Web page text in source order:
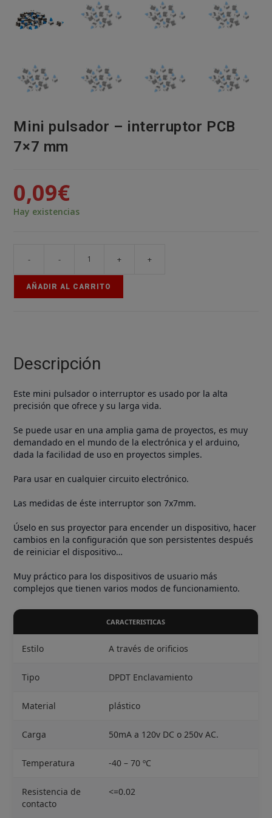
Mini pulsador – interruptor PCB
7×7 mm
0,09€
Hay existencias
- - + +
AÑADIR AL CARRITO
Descripción
Este mini pulsador o interruptor es usado por la alta
precisión que ofrece y su larga vida.
Se puede usar en una amplia gama de proyectos, es muy
demandado en el mundo de la electrónica y el arduino,
dada la facilidad de uso en proyectos simples.
Para usar en cualquier circuito electrónico.
Las medidas de éste interruptor son 7x7mm.
Úselo en sus proyector para encender un dispositivo, hacer
cambios en la configuración que son persistentes después
de reiniciar el dispositivo…
Muy práctico para los dispositivos de usuario más
complejos que tienen varios modos de funcionamiento.
CARACTERISTICAS
Estilo A través de orificios
Tipo DPDT Enclavamiento
Material plástico
Carga 50mA a 120v DC o 250v AC.
Temperatura -40 – 70 ºC
Resistencia de
contacto
<=0.02